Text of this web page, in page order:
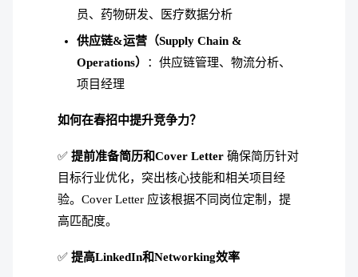
员、药物研发、医疗数据分析
供应链&运营（Supply Chain &
Operations）
：供应链管理、物流分析、
项目经理
如何在春招中提升竞争力？
✅ 提前准备简历和Cover Letter 确保简历针对
目标行业优化，突出核心技能和相关项目经
验。Cover Letter 应该根据不同岗位定制，提
高匹配度。
✅ 提高LinkedIn和Networking效率